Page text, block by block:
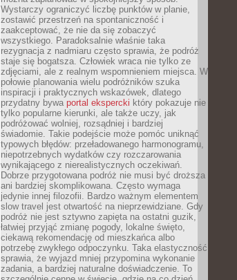
Wystarczy ograniczyć liczbę punktów w planie,
zostawić przestrzeń na spontaniczność i
zaakceptować, że nie da się zobaczyć
wszystkiego. Paradoksalnie właśnie taka
rezygnacja z nadmiaru często sprawia, że podróż
staje się bogatsza. Człowiek wraca nie tylko ze
zdjęciami, ale z realnym wspomnieniem miejsca. W
połowie planowania wielu podróżników szuka
inspiracji i praktycznych wskazówek, dlatego
przydatny bywa portal ekspercki który pokazuje nie
tylko popularne kierunki, ale także uczy, jak
podróżować wolniej, rozsądniej i bardziej
świadomie. Takie podejście może pomóc uniknąć
typowych błędów: przeładowanego harmonogramu,
niepotrzebnych wydatków czy rozczarowania
wynikającego z nierealistycznych oczekiwań.
Dobrze przygotowana podróż nie musi być droższa
ani bardziej skomplikowana. Często wymaga
jedynie innej filozofii. Bardzo ważnym elementem
slow travel jest otwartość na nieprzewidziane. Gdy
podróż nie jest sztywno zapięta na ostatni guzik,
łatwiej przyjąć zmianę pogody, lokalne święto,
ciekawą rekomendację od mieszkańca albo
potrzebę zwykłego odpoczynku. Taka elastyczność
sprawia, że wyjazd mniej przypomina wykonanie
zadania, a bardziej naturalne doświadczenie. To